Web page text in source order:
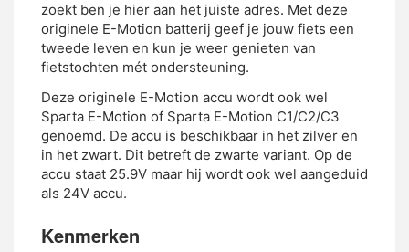
zoekt ben je hier aan het juiste adres. Met deze
originele E-Motion batterij geef je jouw fiets een
tweede leven en kun je weer genieten van
fietstochten mét ondersteuning.
Deze originele E-Motion accu wordt ook wel
Sparta E-Motion of Sparta E-Motion C1/C2/C3
genoemd. De accu is beschikbaar in het zilver en
in het zwart. Dit betreft de zwarte variant. Op de
accu staat 25.9V maar hij wordt ook wel aangeduid
als 24V accu.
Kenmerken